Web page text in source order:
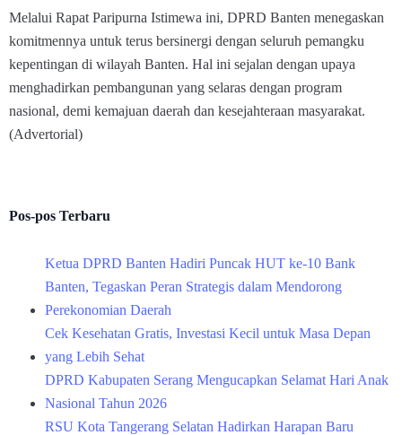
Melalui Rapat Paripurna Istimewa ini, DPRD Banten menegaskan
komitmennya untuk terus bersinergi dengan seluruh pemangku
kepentingan di wilayah Banten. Hal ini sejalan dengan upaya
menghadirkan pembangunan yang selaras dengan program
nasional, demi kemajuan daerah dan kesejahteraan masyarakat.
(Advertorial)
Pos-pos Terbaru
Ketua DPRD Banten Hadiri Puncak HUT ke-10 Bank
Banten, Tegaskan Peran Strategis dalam Mendorong
Perekonomian Daerah
Cek Kesehatan Gratis, Investasi Kecil untuk Masa Depan
yang Lebih Sehat
DPRD Kabupaten Serang Mengucapkan Selamat Hari Anak
Nasional Tahun 2026
RSU Kota Tangerang Selatan Hadirkan Harapan Baru